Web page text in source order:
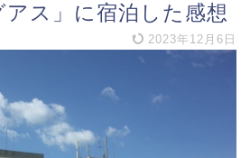
ス」に宿泊した感想
2023年12月6日